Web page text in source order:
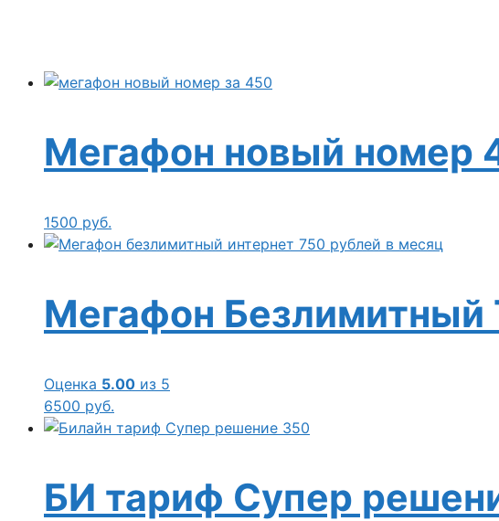
Мегафон новый номер
1500 руб.
Мегафон
Оценка 5.00 из 5
6500 руб.
БИ тариф Супер